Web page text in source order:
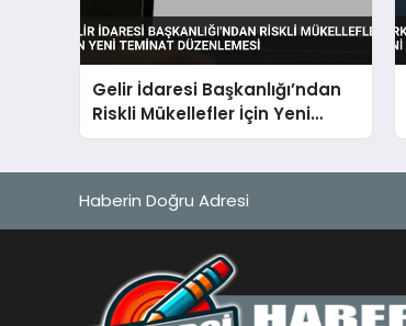
Gelir İdaresi Başkanlığı’ndan
Riskli Mükellefler İçin Yeni
Teminat Düzenlemesi
Haberin Doğru Adresi